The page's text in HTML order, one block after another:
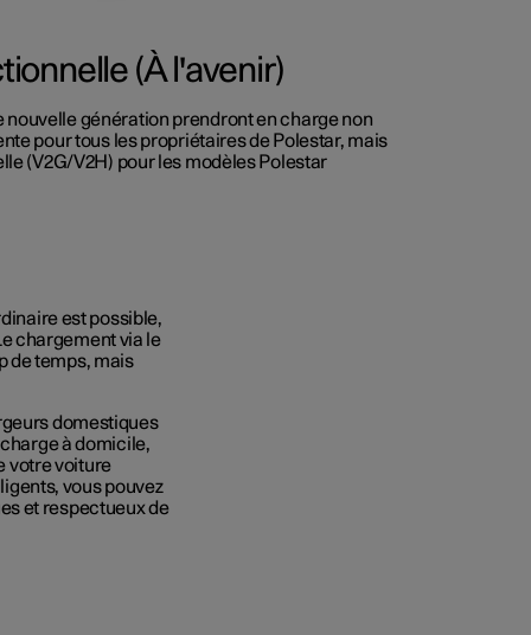
(À l'avenir)
nouvelle génération prendront en charge non
pour tous les propriétaires de Polestar, mais
(V2G/V2H) pour les modèles Polestar
est possible,
chargement via le
de temps, mais
domestiques
à domicile,
votre voiture
vous pouvez
et respectueux de